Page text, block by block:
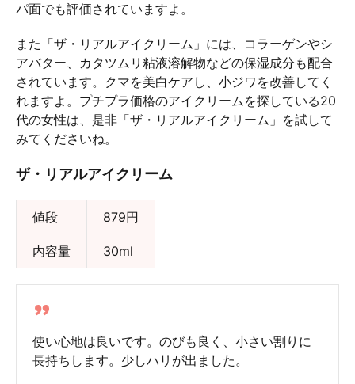
パ面でも評価されていますよ。
また「ザ・リアルアイクリーム」には、コラーゲンやシ
アバター、カタツムリ粘液溶解物などの保湿成分も配合
されています。クマを美白ケアし、小ジワを改善してく
れますよ。プチプラ価格のアイクリームを探している20
代の女性は、是非「ザ・リアルアイクリーム」を試して
みてくださいね。
ザ・リアルアイクリーム
値段 879円
内容量 30ml
使い心地は良いです。のびも良く、小さい割りに
長持ちします。少しハリが出ました。